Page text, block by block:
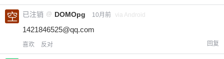
已注销 @ DOMOpg 10月前 via Android
1421846525@qq.com
喜欢 反对 回复